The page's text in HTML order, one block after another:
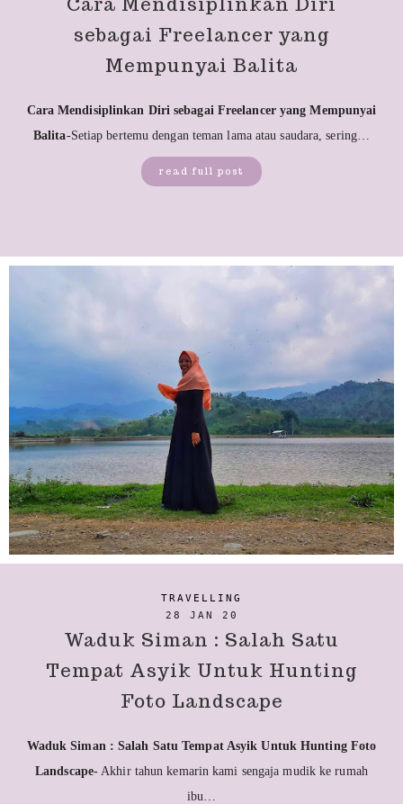
Cara Mendisiplinkan Diri
sebagai Freelancer yang
Mempunyai Balita
Cara Mendisiplinkan Diri sebagai Freelancer yang Mempunyai
Balita-Setiap bertemu dengan teman lama atau saudara, sering…
read full post
TRAVELLING
28 JAN 20
Waduk Siman : Salah Satu
Tempat Asyik Untuk Hunting
Foto Landscape
Waduk Siman : Salah Satu Tempat Asyik Untuk Hunting Foto
Landscape- Akhir tahun kemarin kami sengaja mudik ke rumah
ibu…